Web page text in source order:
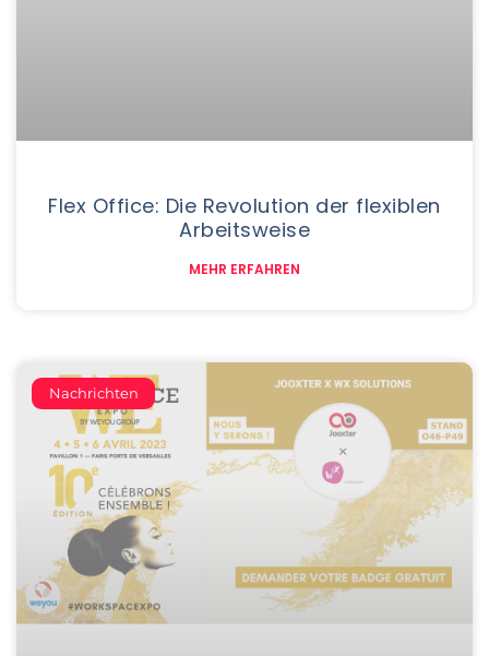
Flex Office: Die Revolution der flexiblen
Arbeitsweise
MEHR ERFAHREN
Nachrichten